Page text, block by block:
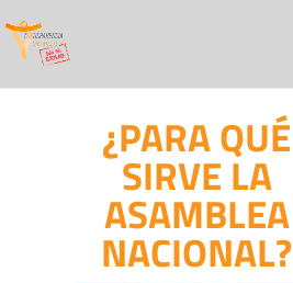
¿PARA QUÉ
SIRVE LA
ASAMBLEA
NACIONAL?